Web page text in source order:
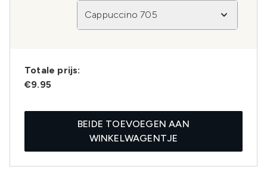
Cappuccino 705
Totale prijs:
€9.95
BEIDE TOEVOEGEN AAN
WINKELWAGENTJE